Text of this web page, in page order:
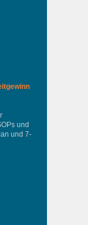
und
und 7-